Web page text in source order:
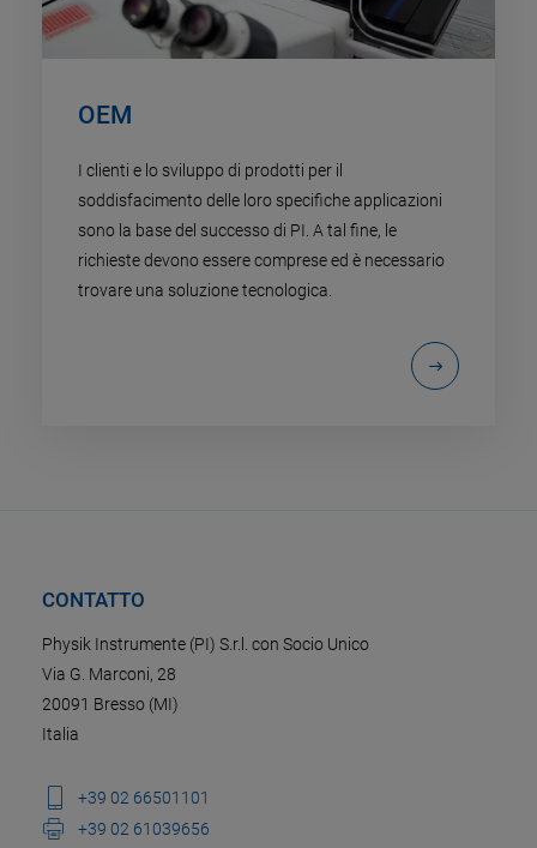
OEM
I clienti e lo sviluppo di prodotti per il
soddisfacimento delle loro specifiche applicazioni
sono la base del successo di PI. A tal fine, le
richieste devono essere comprese ed è necessario
trovare una soluzione tecnologica.
CONTATTO
Physik Instrumente (PI) S.r.l. con Socio Unico
Via G. Marconi, 28
20091 Bresso (MI)
Italia
+39 02 66501101
+39 02 61039656